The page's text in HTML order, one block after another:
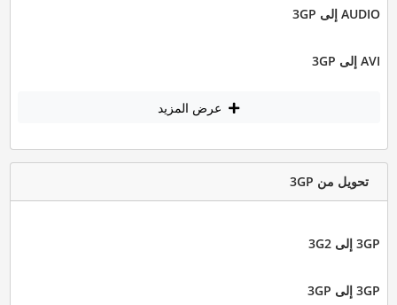
AUDIO إلى 3GP
AVI إلى 3GP
عرض المزيد
تحويل من 3GP
3GP إلى 3G2
3GP إلى 3GP